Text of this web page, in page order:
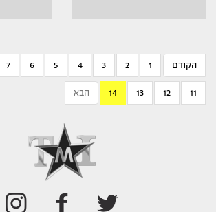
הקודם 1
2
3
4
5
6
7
11
12
13
14 הבא